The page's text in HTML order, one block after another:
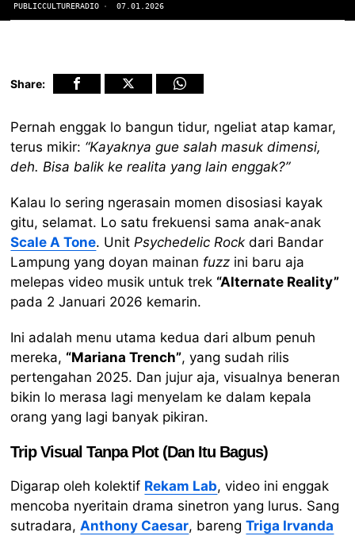
PUBLICCULTURERADIO 07.01.2026
Share:
Pernah enggak lo bangun tidur, ngeliat atap kamar,
terus mikir: “Kayaknya gue salah masuk dimensi,
deh. Bisa balik ke realita yang lain enggak?”
Kalau lo sering ngerasain momen disosiasi kayak
gitu, selamat. Lo satu frekuensi sama anak-anak
Scale A Tone. Unit Psychedelic Rock dari Bandar
Lampung yang doyan mainan fuzz ini baru aja
melepas video musik untuk trek “Alternate Reality”
pada 2 Januari 2026 kemarin.
Ini adalah menu utama kedua dari album penuh
mereka, “Mariana Trench”, yang sudah rilis
pertengahan 2025. Dan jujur aja, visualnya beneran
bikin lo merasa lagi menyelam ke dalam kepala
orang yang lagi banyak pikiran.
Trip Visual Tanpa Plot (Dan Itu Bagus)
Digarap oleh kolektif Rekam Lab, video ini enggak
mencoba nyeritain drama sinetron yang lurus. Sang
sutradara,Anthony Caesar, barengTriga Irvanda